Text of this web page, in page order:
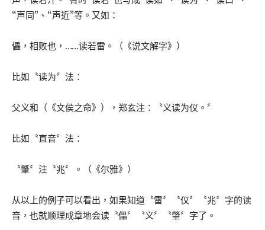
“声同”、“声近”等。又如：
儡，相败也，……读若雷。（《说文解字》）
比如〝读为〞法：
父义和（《文侯之命》），郑玄注：〝义读为仪。〞
比如〝直音〞法：
〝肇〞注〝兆〞。（《尔雅》）
从以上的例子可以看出，如果知道〝雷〞〝仪〞〝兆〞字的读
音，也就顺理成章地会读〝儡〞〝义〞〝肇〞字了。